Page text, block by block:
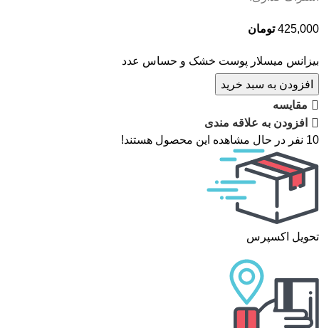
425,000 تومان
بیزانس میسلار پوست خشک و حساس عدد
افزودن به سبد خرید
مقایسه
افزودن به علاقه مندی
10 نفر در حال مشاهده این محصول هستند!
تحویل اکسپرس